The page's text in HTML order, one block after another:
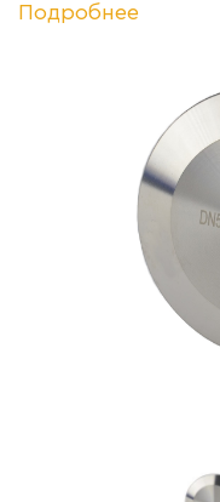
Подробнее